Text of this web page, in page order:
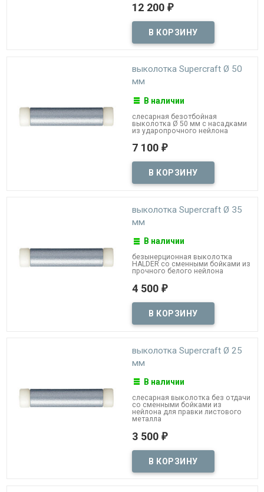
12 200 ₽
выколотка Supercraft Ø 50
мм
В наличии
слесарная безотбойная
выколотка Ø​ 50 мм с насадками
из ударопрочного нейлона
7 100 ₽
выколотка Supercraft Ø 35
мм
В наличии
безынерционная выколотка
HALDER со сменными бойками из
прочного белого нейлона
4 500 ₽
выколотка Supercraft Ø 25
мм
В наличии
слесарная выколотка без отдачи
со сменными бойками из
нейлона для правки листового
металла
3 500 ₽